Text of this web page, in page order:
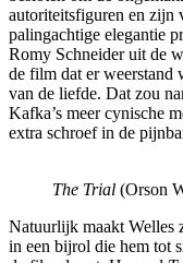
autoriteitsfiguren en zijn
palingachtige elegantie
Romy Schneider uit de
de film dat er weerstand
van de liefde. Dat zou
Kafka’s meer cynische
extra schroef in de
The Trial (Orson
Natuurlijk maakt Welles
in een bijrol die hem tot